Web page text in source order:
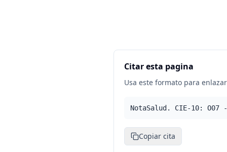
Citar esta pagina
Usa este formato para
NotaSalud. CIE-10:
Copiar cita